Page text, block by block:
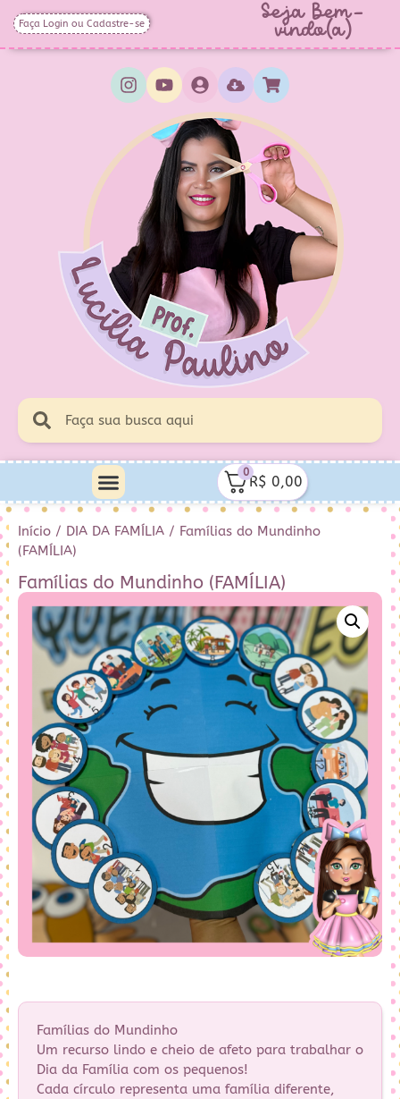
Faça Login ou Cadastre-se Seja Bem-
vindo(a)
0
R$ 0,00
Início / DIA DA FAMÍLIA / Famílias do Mundinho
(FAMÍLIA)
Famílias do Mundinho (FAMÍLIA)
Famílias do Mundinho
Um recurso lindo e cheio de afeto para trabalhar o
Dia da Família com os pequenos!
Cada círculo representa uma família diferente,